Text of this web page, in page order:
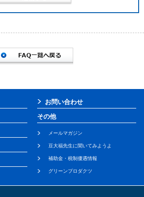
お問い合わせ
その他
メールマガジン
豆大福先生に聞いてみようよ
補助金・税制優遇情報
グリーンプロダクツ